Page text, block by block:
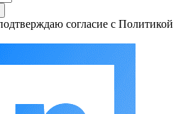
согласие с Политикой